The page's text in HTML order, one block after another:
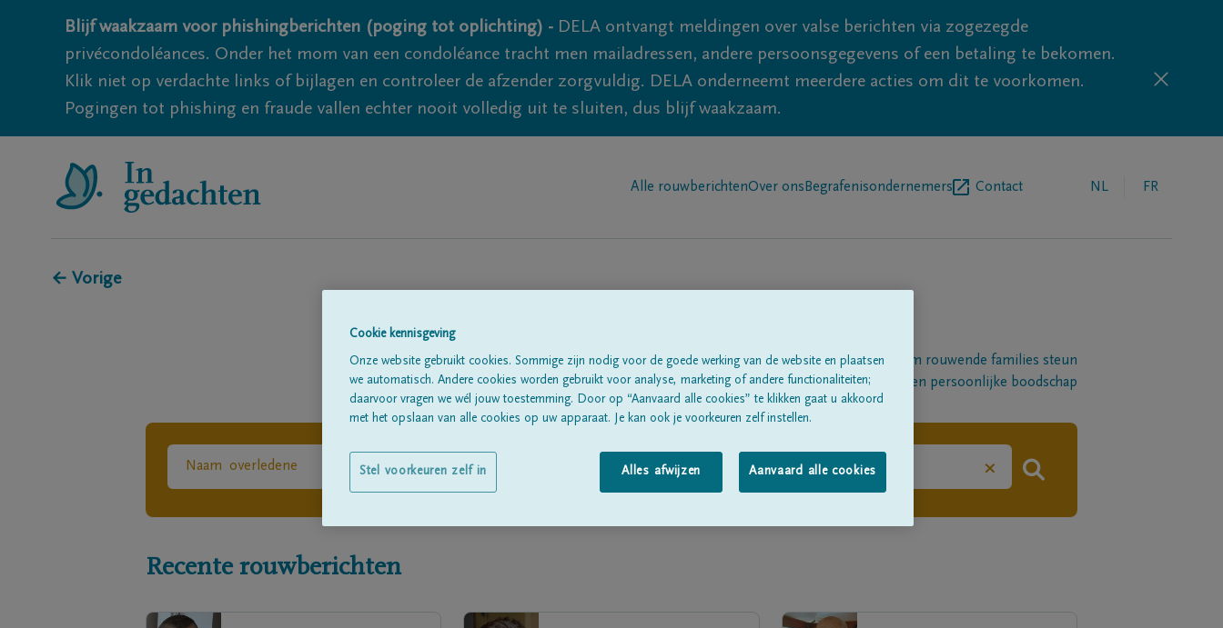
Blijf waakzaam voor phishingberichten (poging tot oplichting) - DELA ontvangt meldingen over valse berichten via zogezegde
privécondoléances. Onder het mom van een condoléance tracht men mailadressen, andere persoonsgegevens of een betaling te bekomen.
Klik niet op verdachte links of bijlagen en controleer de afzender zorgvuldig. DELA onderneemt meerdere acties om dit te voorkomen.
Pogingen tot phishing en fraude vallen echter nooit volledig uit te sluiten, dus blijf waakzaam.
Alle rouwberichtenOver ons Begrafenisondernemers Contact NL FR
← Vorige
Een platform om rouwende families steun
te betuigen met een persoonlijke boodschap
×
Recente rouwberichten
Cookie kennisgeving
Onze website gebruikt cookies. Sommige zijn nodig voor de goede werking van de website en plaatsen
we automatisch. Andere cookies worden gebruikt voor analyse, marketing of andere functionaliteiten;
daarvoor vragen we wél jouw toestemming. Door op “Aanvaard alle cookies” te klikken gaat u akkoord
met het opslaan van alle cookies op uw apparaat. Je kan ook je voorkeuren zelf instellen.
Alles afwijzen Aanvaard alle cookies
Stel voorkeuren zelf in